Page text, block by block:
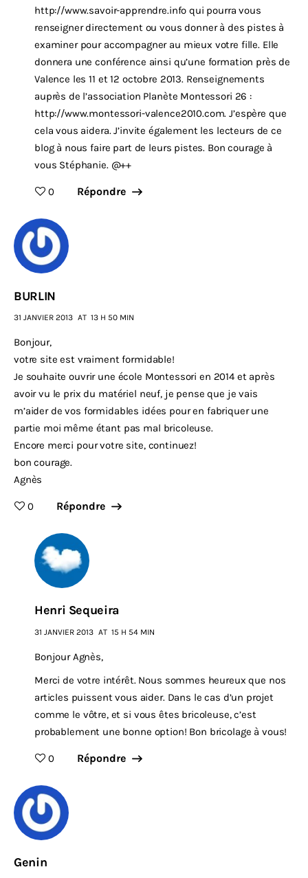
http://www.savoir-apprendre.info qui pourra vous
renseigner directement ou vous donner à des pistes à
examiner pour accompagner au mieux votre fille. Elle
donnera une conférence ainsi qu’une formation près de
Valence les 11 et 12 octobre 2013. Renseignements
auprès de l’association Planète Montessori 26 :
http://www.montessori-valence2010.com. J’espère que
cela vous aidera. J’invite également les lecteurs de ce
blog à nous faire part de leurs pistes. Bon courage à
vous Stéphanie. @++
0 Répondre
BURLIN
31 JANVIER 2013 AT 13 H 50 MIN
Bonjour,
votre site est vraiment formidable!
Je souhaite ouvrir une école Montessori en 2014 et après
avoir vu le prix du matériel neuf, je pense que je vais
m’aider de vos formidables idées pour en fabriquer une
partie moi même étant pas mal bricoleuse.
Encore merci pour votre site, continuez!
bon courage.
Agnès
0 Répondre
Henri Sequeira
31 JANVIER 2013 AT 15 H 54 MIN
Bonjour Agnès,
Merci de votre intérêt. Nous sommes heureux que nos
articles puissent vous aider. Dans le cas d’un projet
comme le vôtre, et si vous êtes bricoleuse, c’est
probablement une bonne option! Bon bricolage à vous!
0 Répondre
Genin